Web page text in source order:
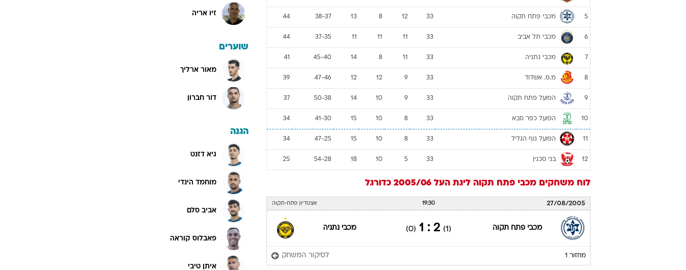
5 מכבי פתח תקוה 33
12
8
13
38-37
44
6 מכבי תל אביב 33
11
11
11
37-35
44
7 מכבי נתניה 33
11
8
14
45-40
41
8 מ.ס. אשדוד 33
9
12
12
47-46
39
9 הפועל פתח תקוה 33
9
10
14
50-38
37
10 הפועל כפר סבא 33
8
10
15
41-30
34
11 הפועל נוף הגליל 33
8
10
15
47-25
34
12 בני סכנין 33
5
10
18
54-28
25
לוח משחקים מכבי פתח תקוה ליגת העל 2005/06 כדורגל
27/08/2005
19:30 אצטדיון פתח-תקוה
מכבי פתח תקוה (1)
2 : 1
(0) מכבי נתניה
מחזור 1 לסיקור המשחק
זיו אריה
שוערים
מאור ארליך
דור חברון
הגנה
גיא דזנט
מוחמד הינדי
אביב סלם
פאבלוס קוראה
איתן טיבי